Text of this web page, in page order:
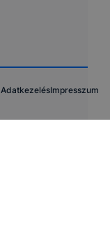
AdatkezelésImpresszum